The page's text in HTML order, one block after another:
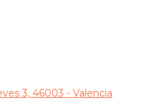
3, 46003 - Valencia